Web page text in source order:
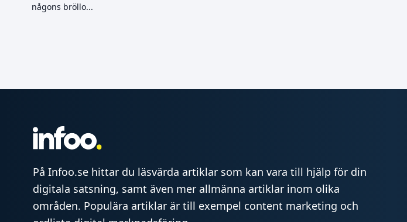
någons bröllo...
På Infoo.se hittar du läsvärda artiklar som kan vara till hjälp för din
digitala satsning, samt även mer allmänna artiklar inom olika
områden. Populära artiklar är till exempel content marketing och